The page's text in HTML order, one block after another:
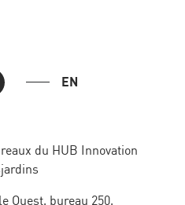
EN
du HUB Innovation
Ouest, bureau 250,